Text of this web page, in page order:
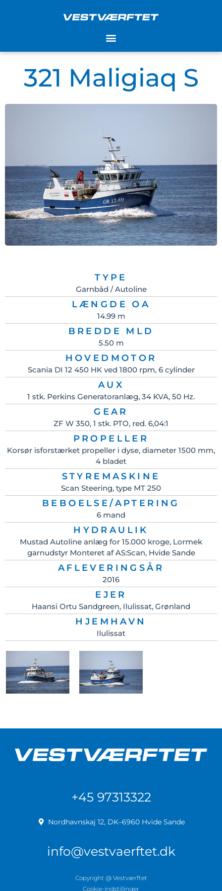
321 Maligiaq S
TYPE
Garnbåd / Autoline
LÆNGDE OA
14.99 m
BREDDE MLD
5.50 m
HOVEDMOTOR
Scania DI 12 450 HK ved 1800 rpm, 6 cylinder
AUX
1 stk. Perkins Generatoranlæg, 34 KVA, 50 Hz.
GEAR
ZF W 350, 1 stk. PTO, red. 6,04:1
PROPELLER
Korsør isforstærket propeller i dyse, diameter 1500 mm,
4 bladet
STYREMASKINE
Scan Steering, type MT 250
BEBOELSE/APTERING
6 mand
HYDRAULIK
Mustad Autoline anlæg for 15.000 kroge, Lormek
garnudstyr Monteret af AS:Scan, Hvide Sande
AFLEVERINGSÅR
2016
EJER
Haansi Ortu Sandgreen, Ilulissat, Grønland
HJEMHAVN
Ilulissat
+45 97313322
Nordhavnskaj 12, DK–6960 Hvide Sande
info@vestvaerftet.dk
Copyright @ Vestværftet
Cookie-indstillinger